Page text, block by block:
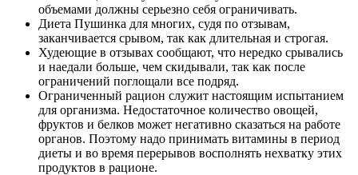
объемами должны серьезно себя ограничивать.
Диета Пушинка для многих, судя по отзывам,
заканчивается срывом, так как длительная и строгая.
Худеющие в отзывах сообщают, что нередко срывались
и наедали больше, чем скидывали, так как после
ограничений поглощали все подряд.
Ограниченный рацион служит настоящим испытанием
для организма. Недостаточное количество овощей,
фруктов и белков может негативно сказаться на работе
органов. Поэтому надо принимать витамины в период
диеты и во время перерывов восполнять нехватку этих
продуктов в рационе.